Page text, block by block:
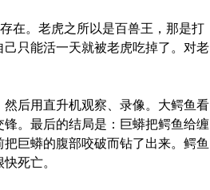
在。老虎之所以是百兽王，那是打
只能活一天就被老虎吃掉了。对老
后用直升机观察、录像。大鳄鱼看
。最后的结局是：巨蟒把鳄鱼给缠
巨蟒的腹部咬破而钻了出来。鳄鱼
死亡。